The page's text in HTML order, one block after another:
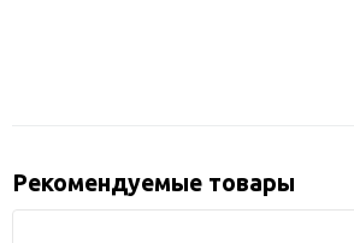
Рекомендуемые товары